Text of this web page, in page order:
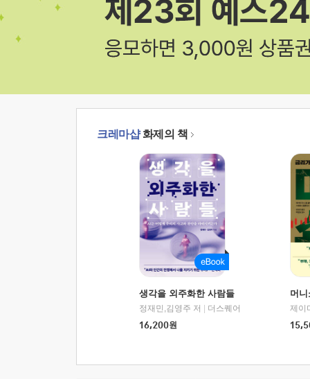
크레마샵화제의 책
생각을 외주화한 사람들
정재민,김영주 저
더스퀘어
16,200원
머